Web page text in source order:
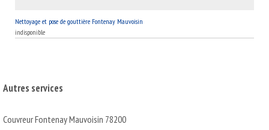
Nettoyage et pose de gouttière Fontenay Mauvoisin
indisponible
Autres services
Couvreur Fontenay Mauvoisin 78200